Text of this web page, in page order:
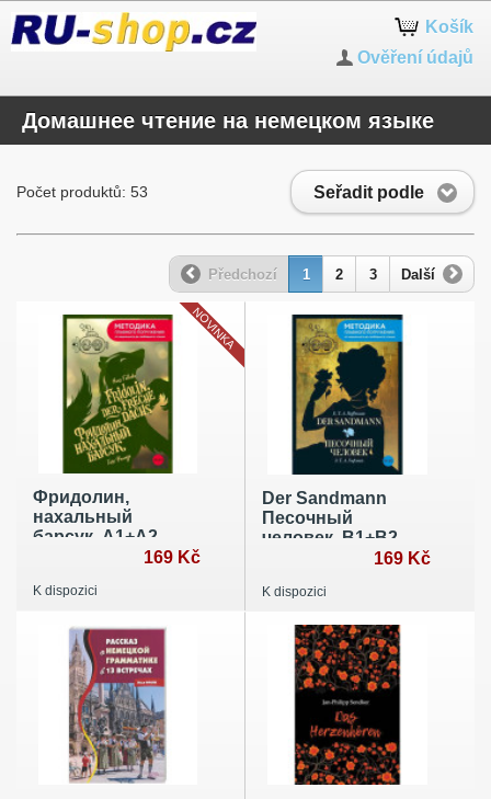
Košík
Ověření údajů
Домашнее чтение на немецком языке
Seřadit podle
Počet produktů: 53
Předchozí 1 2 3 Další
Фридолин,
нахальный
барсук. А1+А2
169 Kč
K dispozici
NOVINKA
Der Sandmann
Песочный
человек. В1+В2
169 Kč
K dispozici